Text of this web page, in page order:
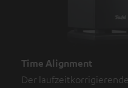
Time Alignment
Der